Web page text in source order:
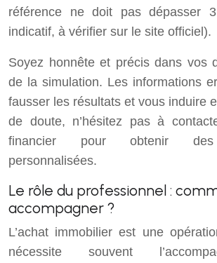
référence ne doit pas dépasser
indicatif, à vérifier sur le site officiel).
Soyez honnête et précis dans vos
de la simulation. Les informations
fausser les résultats et vous induire
de doute, n’hésitez pas à
financier pour obtenir des
personnalisées.
Le rôle du professionnel :
accompagner ?
L’achat immobilier est une
nécessite souvent